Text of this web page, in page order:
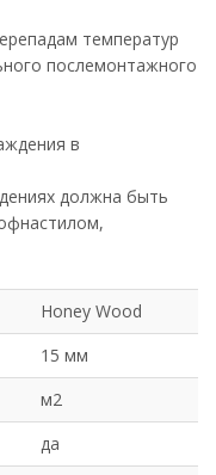
температур
послемонтажного
в
должна быть
Honey Wood
15 мм
м2
да